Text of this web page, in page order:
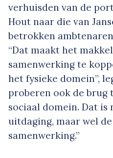
verhuisden van de
Hout naar die van
betrokken
“Dat maakt het
samenwerking te
het fysieke domein”,
proberen ook de brug
sociaal domein. Dat is
uitdaging, maar wel
samenwerking.”